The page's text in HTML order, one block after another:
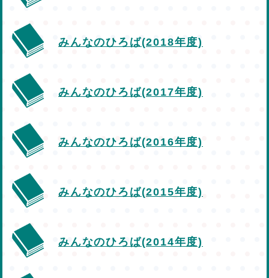
みんなのひろば(2018年度)
みんなのひろば(2017年度)
みんなのひろば(2016年度)
みんなのひろば(2015年度)
みんなのひろば(2014年度)